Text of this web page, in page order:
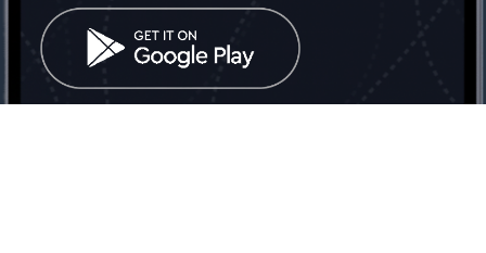
საქართველო: თბილისი
ტელ: 032 2 04 00 50
ელ. ფოსტა:
info@mobinex.ge